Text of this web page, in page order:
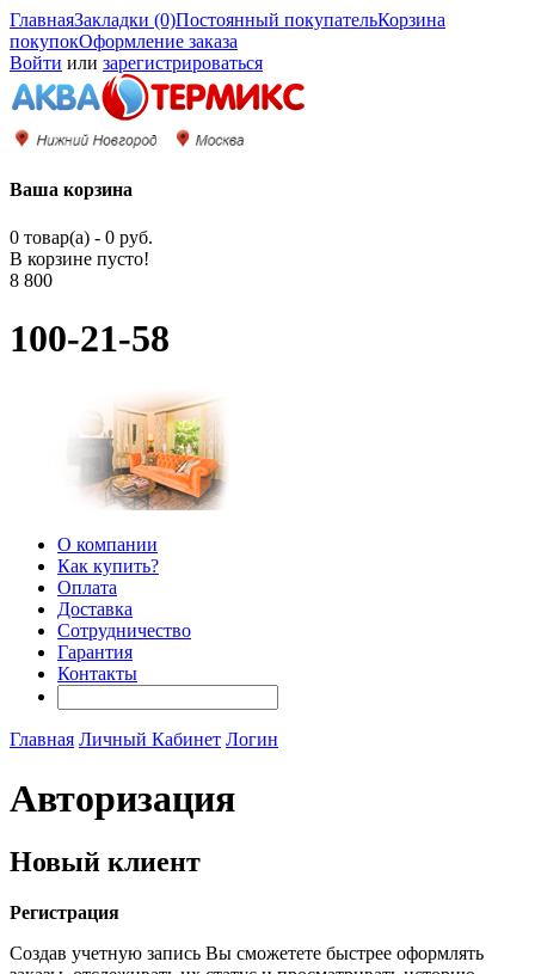
ГлавнаяЗакладки (0)Постоянный покупательКорзина
покупокОформление заказа
Войти или зарегистрироваться
Ваша корзина
0 товар(а) - 0 руб.
В корзине пусто!
8 800
100-21-58
О компании
Как купить?
Оплата
Доставка
Сотрудничество
Гарантия
Контакты
Главная Личный Кабинет Логин
Авторизация
Новый клиент
Регистрация
Создав учетную запись Вы сможетете быстрее оформлять